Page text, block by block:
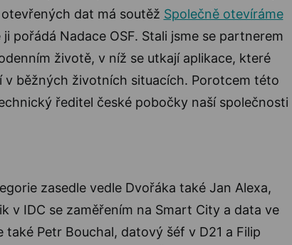
dat má soutěž Společně otevíráme
pořádá Nadace OSF. Stali jsme se partnerem
životě, v níž se utkají aplikace, které
v běžných životních situacích. Porotcem této
ředitel české pobočky naší společnosti
zasedle vedle Dvořáka také Jan Alexa,
v IDC se zaměřením na Smart City a data ve
také Petr Bouchal, datový šéf v D21 a Filip